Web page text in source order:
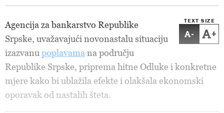
TEXT SIZE
- +
Agencija za bankarstvo Republike
Srpske, uvažavajući novonastalu situaciju
izazvanu poplavama na području
Republike Srpske, priprema hitne Odluke i konkretne
mjere kako bi ublažila efekte i olakšala ekonomski
oporavak od nastalih šteta.